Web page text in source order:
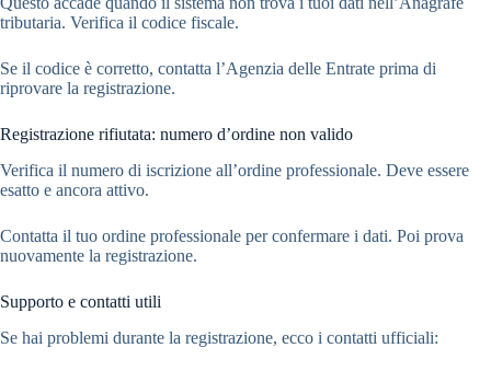
tributaria. Verifica il codice fiscale.
Se il codice è corretto, contatta l’Agenzia delle Entrate prima di
riprovare la registrazione.
Registrazione rifiutata: numero d’ordine non valido
Verifica il numero di iscrizione all’ordine professionale. Deve essere
esatto e ancora attivo.
Contatta il tuo ordine professionale per confermare i dati. Poi prova
nuovamente la registrazione.
Supporto e contatti utili
Se hai problemi durante la registrazione, ecco i contatti ufficiali: